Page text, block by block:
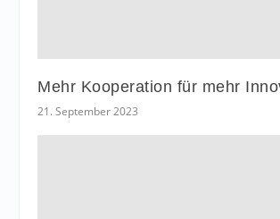
Mehr Kooperation für mehr
21. September 2023